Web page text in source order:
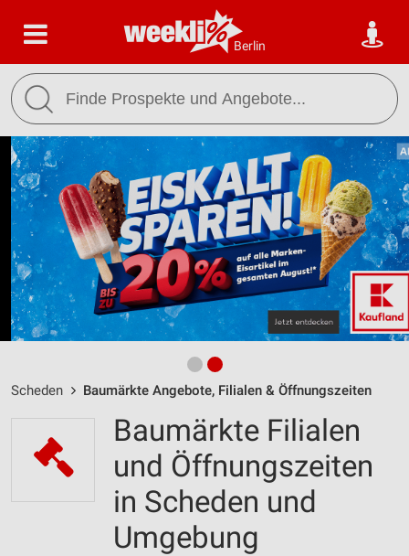
Berlin
Scheden Baumärkte Angebote, Filialen & Öffnungszeiten
Baumärkte Filialen
und Öffnungszeiten
in Scheden und
Umgebung